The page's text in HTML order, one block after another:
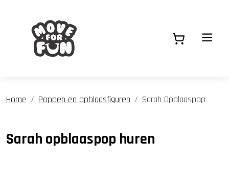
Home Poppen en opblaasfiguren Sarah Opblaaspop
Sarah opblaaspop huren